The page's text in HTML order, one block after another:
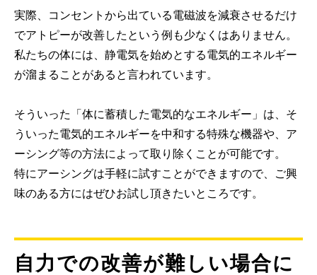
実際、コンセントから出ている電磁波を減衰させるだけ
でアトピーが改善したという例も少なくはありません。
私たちの体には、静電気を始めとする電気的エネルギー
が溜まることがあると言われています。
そういった「体に蓄積した電気的なエネルギー」は、そ
ういった電気的エネルギーを中和する特殊な機器や、ア
ーシング等の方法によって取り除くことが可能です。
特にアーシングは手軽に試すことができますので、ご興
味のある方にはぜひお試し頂きたいところです。
自力での改善が難しい場合に